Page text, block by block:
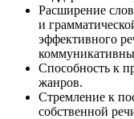
Расширение
и
эффективного
Способность к
жанров.
Стремление к
собственной